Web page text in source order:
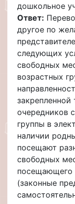
дошкольное
Ответ:
другое по
следующих
свободных
возрастных
очередников
группы в
наличии
посещают
свободных
посещающего
(законные